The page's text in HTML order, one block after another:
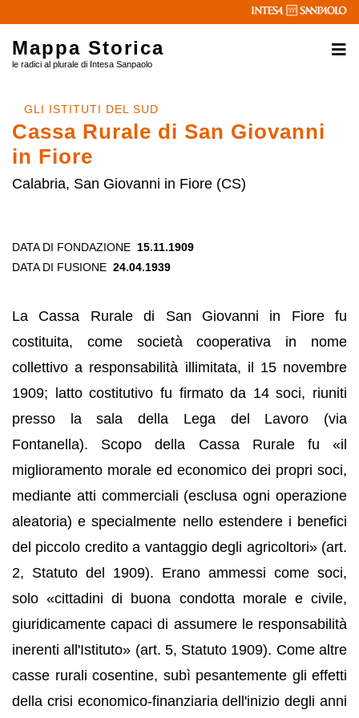
Mappa Storica
le radici al plurale di Intesa Sanpaolo
GLI ISTITUTI DEL SUD
Cassa Rurale di San Giovanni
in Fiore
Calabria, San Giovanni in Fiore (CS)
DATA DI FONDAZIONE 15.11.1909
DATA DI FUSIONE 24.04.1939
La Cassa Rurale di San Giovanni in Fiore fu
costituita, come società cooperativa in nome
collettivo a responsabilità illimitata, il 15 novembre
1909; latto costitutivo fu firmato da 14 soci, riuniti
presso la sala della Lega del Lavoro (via
Fontanella). Scopo della Cassa Rurale fu «il
miglioramento morale ed economico dei propri soci,
mediante atti commerciali (esclusa ogni operazione
aleatoria) e specialmente nello estendere i benefici
del piccolo credito a vantaggio degli agricoltori» (art.
2, Statuto del 1909). Erano ammessi come soci,
solo «cittadini di buona condotta morale e civile,
giuridicamente capaci di assumere le responsabilità
inerenti all'Istituto» (art. 5, Statuto 1909). Come altre
casse rurali cosentine, subì pesantemente gli effetti
della crisi economico-finanziaria dell'inizio degli anni